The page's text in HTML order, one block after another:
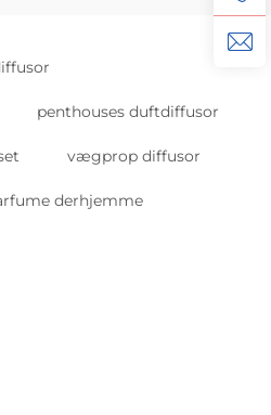
penthouses duftdiffusor
vægprop diffusor
derhjemme